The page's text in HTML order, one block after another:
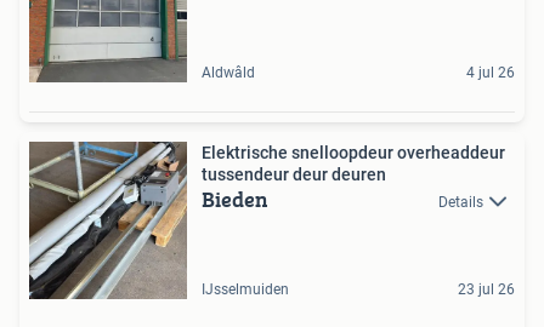
Aldwâld 4 jul 26
Elektrische snelloopdeur overheaddeur
tussendeur deur deuren
Bieden Details
IJsselmuiden 23 jul 26